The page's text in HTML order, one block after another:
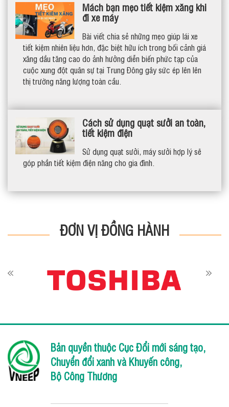
Mách bạn mẹo tiết kiệm xăng khi
đi xe máy
Bài viết chia sẻ những mẹo giúp lái xe
tiết kiệm nhiên liệu hơn, đặc biệt hữu ích trong bối cảnh giá
xăng dầu tăng cao do ảnh hưởng diễn biến phức tạp của
cuộc xung đột quân sự tại Trung Đông gây sức ép lên lên
thị trường năng lượng toàn cầu.
Cách sử dụng quạt sưởi an toàn,
tiết kiệm điện
Sử dụng quạt sưởi, máy sưởi hợp lý sẽ
góp phần tiết kiệm điện năng cho gia đình.
ĐƠN VỊ ĐỒNG HÀNH
Bản quyền thuộc Cục Đổi mới sáng tạo,
Chuyển đổi xanh và Khuyến công,
Bộ Công Thương